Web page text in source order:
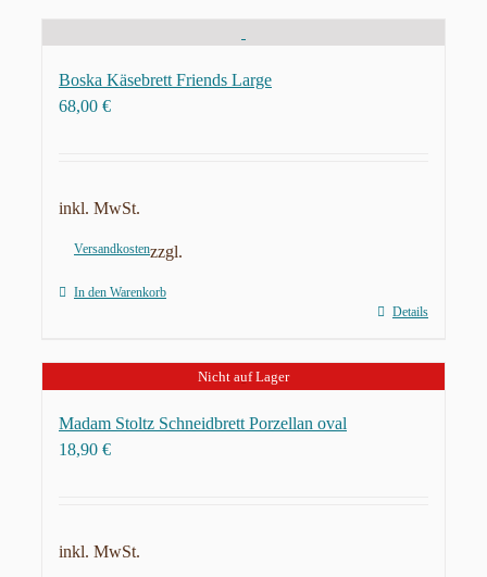
Boska Käsebrett Friends Large
68,00 €
inkl. MwSt.
zzgl.
Versandkosten
In den Warenkorb
Details
Nicht auf Lager
Madam Stoltz Schneidbrett Porzellan oval
18,90 €
inkl. MwSt.